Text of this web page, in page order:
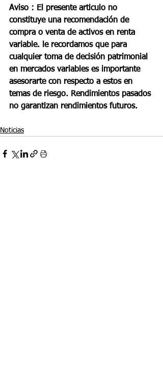
Aviso : El presente articulo no
constituye una recomendación de
compra o venta de activos en renta
variable. le recordamos que para
cualquier toma de decisión patrimonial
en mercados variables es importante
asesorarte con respecto a estos en
temas de riesgo. Rendimientos pasados
no garantizan rendimientos futuros.
Noticias